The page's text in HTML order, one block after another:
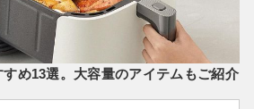
すめ13選。大容量のアイテムもご紹介